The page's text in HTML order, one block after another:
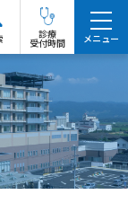
診療
受付時間